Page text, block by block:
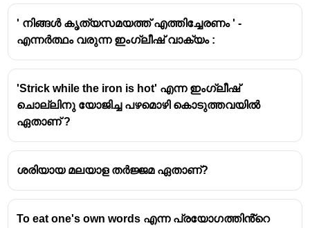
' നിങ്ങൾ കൃത്യസമയത്ത് എത്തിച്ചേരണം ' -
എന്നർത്ഥം വരുന്ന ഇംഗ്ലീഷ് വാക്യം :
'Strick while the iron is hot' എന്ന ഇംഗ്ലീഷ്
ചൊല്ലിനു യോജിച്ച പഴമൊഴി കൊടുത്തവയിൽ
ഏതാണ് ?
ശരിയായ മലയാള തർജ്ജമ ഏതാണ്?
To eat one's own words എന്ന പ്രയോഗത്തിൻ്റെ